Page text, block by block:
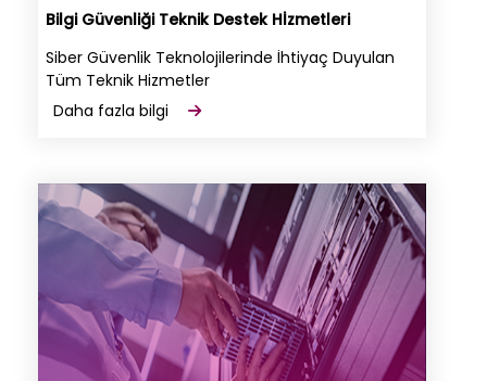
Bilgi Güvenliği Teknik Destek Hİzmetleri
Siber Güvenlik Teknolojilerinde İhtiyaç Duyulan
Tüm Teknik Hizmetler
Daha fazla bilgi